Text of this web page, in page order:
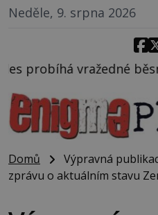
Neděle, 9. srpna 2026
satanistického
Domů
Výpravná
zprávu o aktuálním stavu